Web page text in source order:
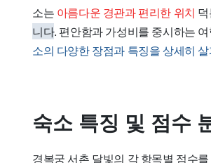
소는 아름다운 경관과 편리한 위치
니다. 편안함과 가성비를 중시하는
소의 다양한 장점과 특징을 상세히
숙소 특징 및 점수
경복궁 서촌 달빛의 각 항목별 점수